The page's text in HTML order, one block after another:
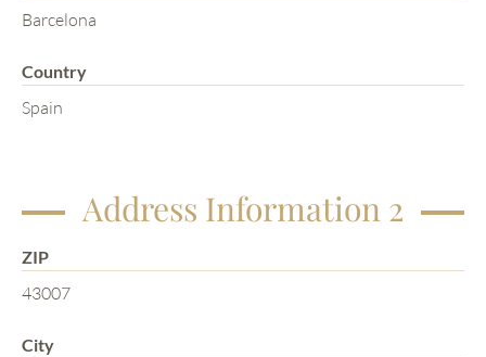
Barcelona
Country
Spain
Address Information 2
ZIP
43007
City